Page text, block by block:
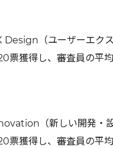
Design（ユーザーエク
票獲得し、審査員の平
（新しい開発・
票獲得し、審査員の平